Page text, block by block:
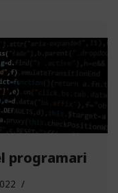
programari